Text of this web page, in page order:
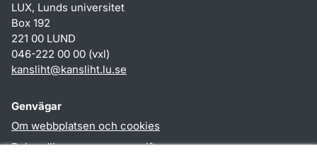
LUX, Lunds universitet
Box 192
221 00 LUND
046-222 00 00 (vxl)
kansliht@kansliht.lu.se
Genvägar
Om webbplatsen och cookies
Behandling av personuppgifter